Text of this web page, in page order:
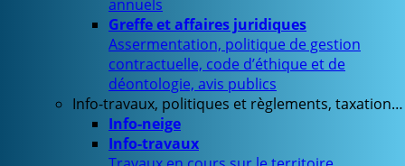
annuels
Greffe et affaires juridiques
Assermentation, politique de gestion
contractuelle, code d’éthique et de
déontologie, avis publics
Info-travaux, politiques et règlements, taxation…
Info-neige
Info-travaux